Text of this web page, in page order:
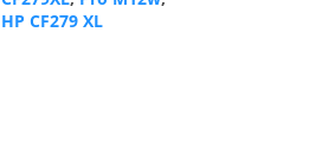
HP CF279 XL